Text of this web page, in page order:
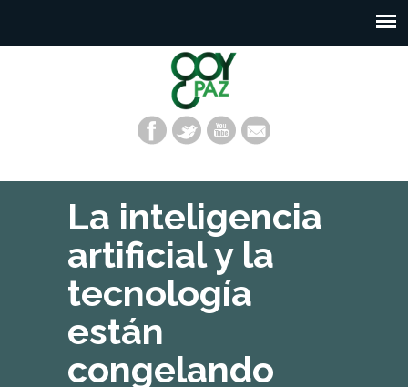
La inteligencia
artificial y la
tecnología
están
congelando